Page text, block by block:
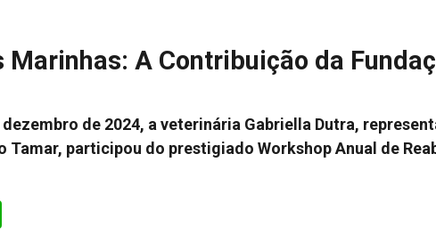
Marinhas: A Contribuição da
dezembro de 2024, a veterinária Gabriella Dutra,
Tamar, participou do prestigiado Workshop Anual de